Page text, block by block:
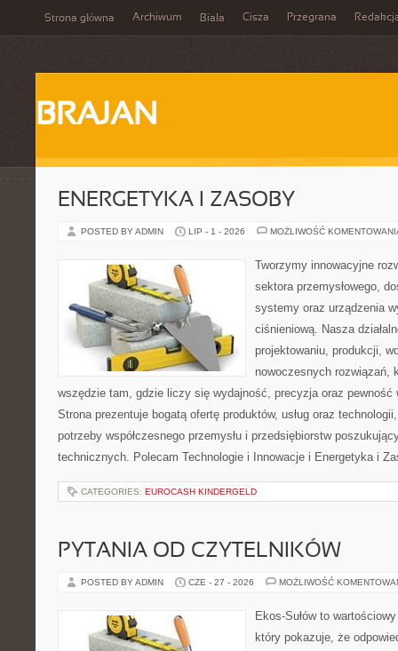
Strona główna Archiwum Biała Cisza Przegrana
BRAJAN
ENERGETYKA I ZASOBY
POSTED BY ADMIN LIP - 1 - 2026 MOŻLIWOŚĆ
Tworzymy innowacyjne
sektora przemysłowego,
systemy oraz urządzenia
ciśnieniową. Nasza
projektowaniu, produkcji,
nowoczesnych rozwiązań,
wszędzie tam, gdzie liczy się wydajność, precyzja oraz pewność
Strona prezentuje bogatą ofertę produktów, usług oraz
potrzeby współczesnego przemysłu i przedsiębiorstw
technicznych. Polecam Technologie i Innowacje i Energetyka i
CATEGORIES: EUROCASH KINDERGELD
PYTANIA OD CZYTELNIKÓW
POSTED BY ADMIN CZE - 27 - 2026 MOŻLIWOŚĆ
Ekos-Sułów to
który pokazuje, że